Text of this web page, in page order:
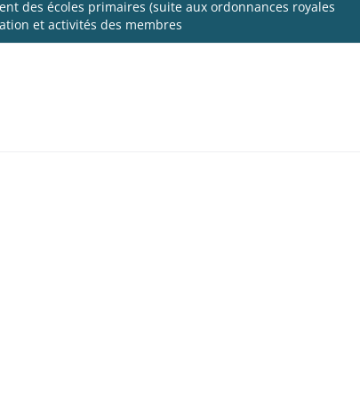
des écoles primaires (suite aux ordonnances royales
et activités des membres